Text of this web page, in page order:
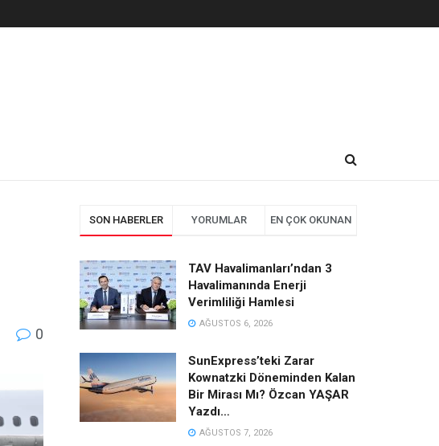
0
SON HABERLER YORUMLAR EN ÇOK OKUNAN
TAV Havalimanları’ndan 3
Havalimanında Enerji
Verimliliği Hamlesi
AĞUSTOS 6, 2026
SunExpress’teki Zarar
Kownatzki Döneminden Kalan
Bir Mirası Mı? Özcan YAŞAR
Yazdı…
AĞUSTOS 7, 2026